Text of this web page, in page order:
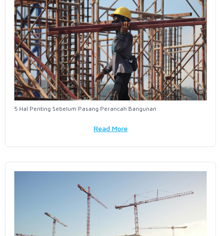
5 Hal Penting Sebelum Pasang Perancah Bangunan
Read More